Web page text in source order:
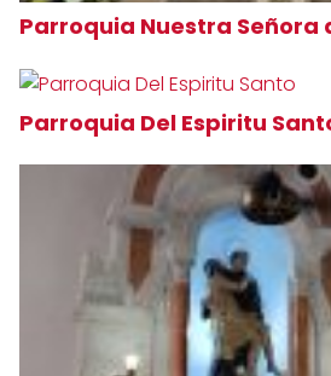
Parroquia Nuestra Señora
Parroquia Del Espiritu